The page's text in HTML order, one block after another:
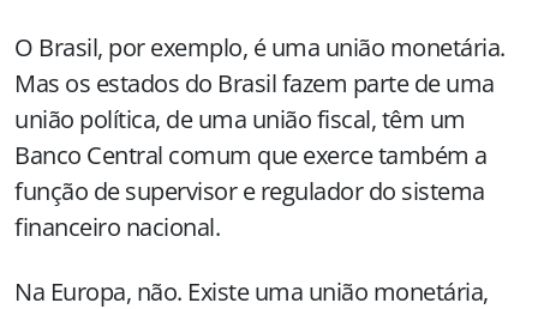
O Brasil, por exemplo, é uma união monetária.
Mas os estados do Brasil fazem parte de uma
união política, de uma união fiscal, têm um
Banco Central comum que exerce também a
função de supervisor e regulador do sistema
financeiro nacional.
Na Europa, não. Existe uma união monetária,